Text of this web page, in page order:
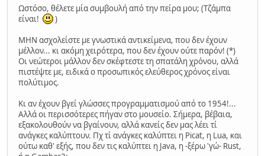
Ωστόσο, θέλετε μία συμβουλή από την πείρα μου; (Τζάμπα
είναι!
)
ΜΗΝ ασχολείστε με γνωστικά αντικείμενα, που δεν έχουν
μέλλον... κι ακόμη χειρότερα, που δεν έχουν ούτε παρόν! (*)
Οι νεώτεροι μάλλον δεν σκέφτεστε τη σπατάλη χρόνου, αλλά
πιστέψτε με, ειδικά ο προσωπικός ελεύθερος χρόνος είναι
πολύτιμος.
Κι αν έχουν βγεί γλώσσες προγραμματισμού από το 1954!...
Αλλά οι περισσότερες πήγαν στο μουσείο. Σήμερα, βέβαια,
εξακολουθούν να βγαίνουν, αλλά κανείς δεν μας λέει τί
ανάγκες καλύπτουν. Πχ τί ανάγκες καλύπτει η Picat, η Lua, και
ούτω καθ' εξής, που δεν τις καλύπτει η Java, η -ξέρω 'γώ- Rust,